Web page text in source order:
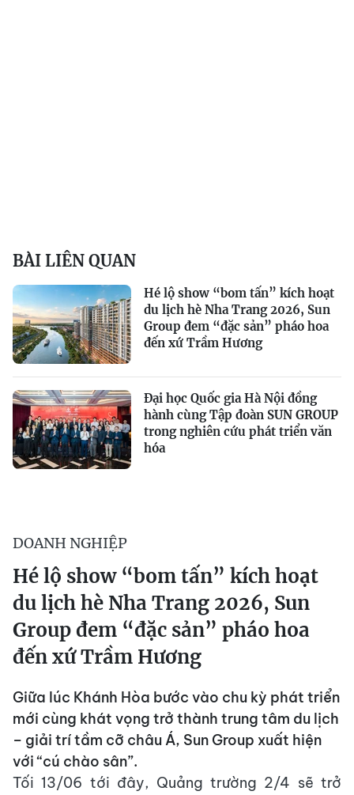
BÀI LIÊN QUAN
Hé lộ show “bom tấn” kích hoạt
du lịch hè Nha Trang 2026, Sun
Group đem “đặc sản” pháo hoa
đến xứ Trầm Hương
Đại học Quốc gia Hà Nội đồng
hành cùng Tập đoàn SUN GROUP
trong nghiên cứu phát triển văn
hóa
DOANH NGHIỆP
Hé lộ show “bom tấn” kích hoạt
du lịch hè Nha Trang 2026, Sun
Group đem “đặc sản” pháo hoa
đến xứ Trầm Hương
Giữa lúc Khánh Hòa bước vào chu kỳ phát triển
mới cùng khát vọng trở thành trung tâm du lịch
– giải trí tầm cỡ châu Á, Sun Group xuất hiện
với “cú chào sân”.
Tối 13/06 tới đây, Quảng trường 2/4 sẽ trở